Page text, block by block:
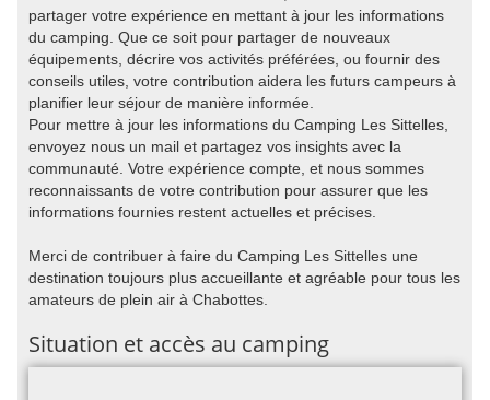
partager votre expérience en mettant à jour les informations
du camping. Que ce soit pour partager de nouveaux
équipements, décrire vos activités préférées, ou fournir des
conseils utiles, votre contribution aidera les futurs campeurs à
planifier leur séjour de manière informée.
Pour mettre à jour les informations du Camping Les Sittelles,
envoyez nous un mail et partagez vos insights avec la
communauté. Votre expérience compte, et nous sommes
reconnaissants de votre contribution pour assurer que les
informations fournies restent actuelles et précises.
Merci de contribuer à faire du Camping Les Sittelles une
destination toujours plus accueillante et agréable pour tous les
amateurs de plein air à Chabottes.
Situation et accès au camping